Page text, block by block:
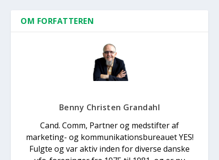
OM FORFATTEREN
Benny Christen Grandahl
Cand. Comm, Partner og medstifter af
marketing- og kommunikationsbureauet YES!
Fulgte og var aktiv inden for diverse danske